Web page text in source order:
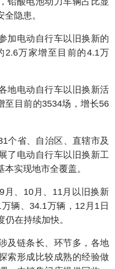
隐患。
电动自行车以旧换新的
2.6万家增至目前的4.1万
电动自行车以旧换新活
至目前的3534场，增长56
省、自治区、直辖市及
了电动自行车以旧换新工
实现地市全覆盖。
、10月、11月以旧换新
辆、34.1万辆，12月1日
在持续加快。
链条长、环节多，各地
索形成比较成熟的经验做